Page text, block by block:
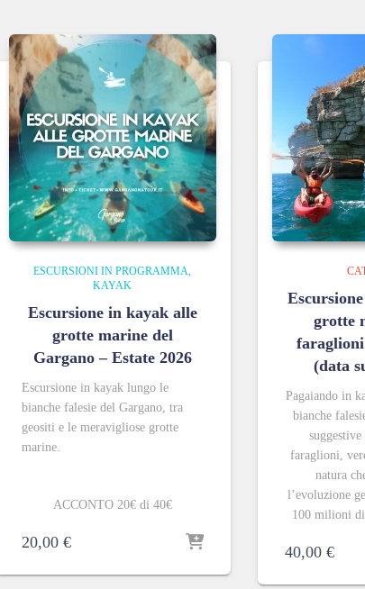
ESCURSIONI IN PROGRAMMA
KAYAK
Escursione in kayak alle
grotte marine del
Gargano – Estate 2026
Escursione in kayak lungo le
bianche falesie del Gargano, tra
geositi e le meravigliose grotte
marine.
ACCONTO 20€ di 40€
20,00 €
grotte
(data
Pagaiando in
bianche
faraglioni,
natura
l’evoluzione
100 milioni
40,00 €